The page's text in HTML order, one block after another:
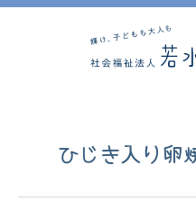
ひじき入り卵